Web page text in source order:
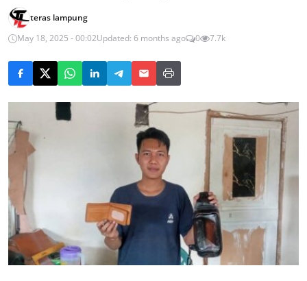
teras lampung
May 18, 2025 - 00:02Updated: 6 months ago 0 7.7k